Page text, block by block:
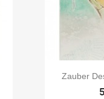
Zauber